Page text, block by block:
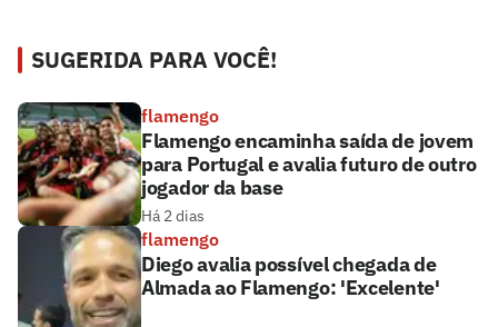
SUGERIDA PARA VOCÊ!
flamengo
Flamengo encaminha saída de jovem
para Portugal e avalia futuro de outro
jogador da base
Há 2 dias
flamengo
Diego avalia possível chegada de
Almada ao Flamengo: 'Excelente'